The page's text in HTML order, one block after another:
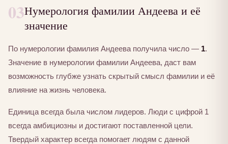
03Нумерология фамилии Андеева и её
значение
По нумерологии фамилия Андеева получила число — 1.
Значение в нумерологии фамилии Андеева, даст вам
возможность глубже узнать скрытый смысл фамилии и её
влияние на жизнь человека.
Единица всегда была числом лидеров. Люди с цифрой 1
всегда амбициозны и достигают поставленной цели.
Твердый характер всегда помогает людям с данной